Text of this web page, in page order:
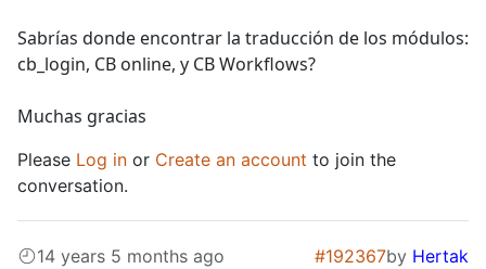
Sabrías donde encontrar la traducción de los módulos:
cb_login, CB online, y CB Workflows?
Muchas gracias
Please Log in or Create an account to join the
conversation.
14 years 5 months ago #192367by Hertak